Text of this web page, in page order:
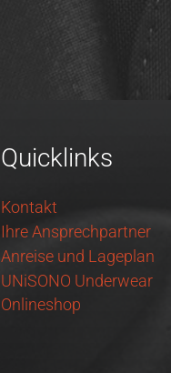
Quicklinks
Kontakt
Ihre Ansprechpartner
Anreise und Lageplan
UNiSONO Underwear
Onlineshop